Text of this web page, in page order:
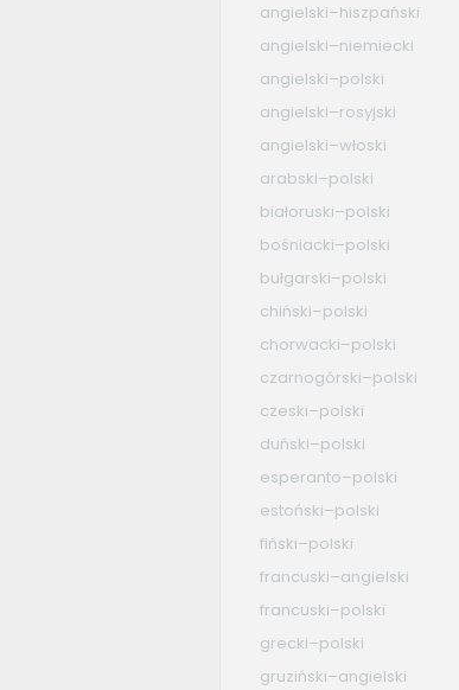
angielski–hiszpański
angielski–niemiecki
angielski–polski
angielski–rosyjski
angielski–włoski
arabski–polski
białoruski–polski
bośniacki–polski
bułgarski–polski
chiński–polski
chorwacki–polski
czarnogórski–polski
czeski–polski
duński–polski
esperanto–polski
estoński–polski
fiński–polski
francuski–angielski
francuski–polski
grecki–polski
gruziński–angielski